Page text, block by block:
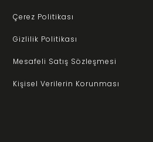
Çerez Politikası
Gizlilik Politikası
Mesafeli Satış Sözleşmesi
Kişisel Verilerin Korunması